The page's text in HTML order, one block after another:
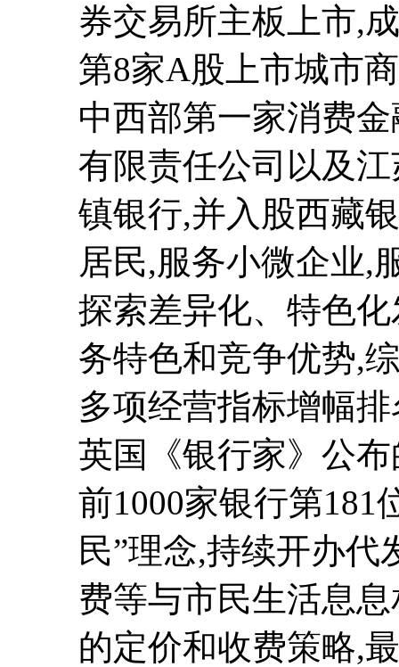
券交易所主板上市,
第8家A股上市城市
中西部第一家消费
有限责任公司以及
镇银行,并入股西藏
居民,服务小微企业,
探索差异化、特色
务特色和竞争优势,
多项经营指标增幅
英国《银行家》公
前1000家银行第181
民”理念,持续开办
费等与市民生活息
的定价和收费策略,